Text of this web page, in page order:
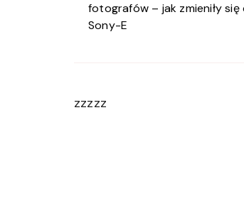
fotografów – jak zmieniły
Sony-E
zzzzz